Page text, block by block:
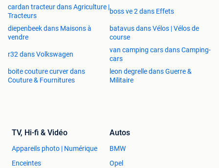
cardan tracteur dans Agriculture |
Tracteurs
boss ve 2 dans Effets
diepenbeek dans Maisons à
vendre
batavus dans Vélos | Vélos de
course
r32 dans Volkswagen
van camping cars dans Camping-
cars
boite couture curver dans
Couture & Fournitures
leon degrelle dans Guerre &
Militaire
TV, Hi-fi & Vidéo
Appareils photo | Numérique
Enceintes
Autos
BMW
Opel